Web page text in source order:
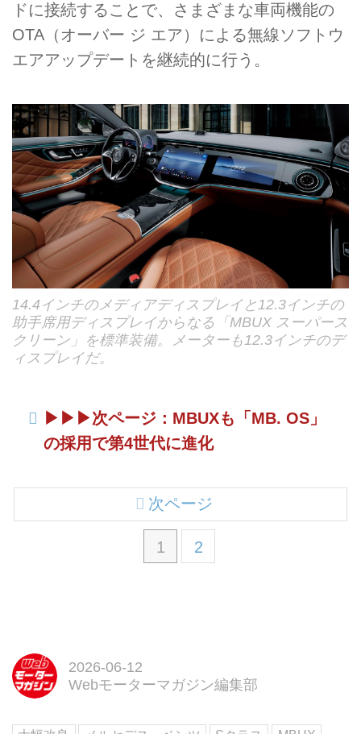
ドに接続することで、さまざまな車両機能の
OTA（オーバー ジ エア）による無線ソフトウ
エアアップデートを継続的に行う。
14.4インチのメディアディスプレイと12.3インチの
助手席用ディスプレイからなる「MBUX スーパース
クリーン」を標準装備。メーターも12.3インチのデ
ィスプレイだ。
▶︎▶︎▶︎次ページ：MBUXも「MB. OS」
の採用で第4世代に進化
1 2
次ページ
2026-06-12
Webモーターマガジン編集部